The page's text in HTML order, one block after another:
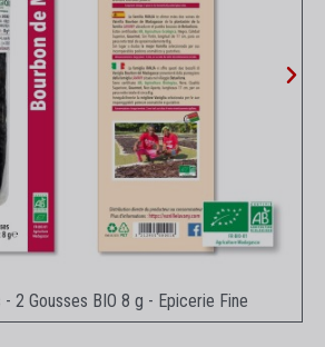
Aperçu rapide
2 Gousses BIO 8 g - Epicerie Fine